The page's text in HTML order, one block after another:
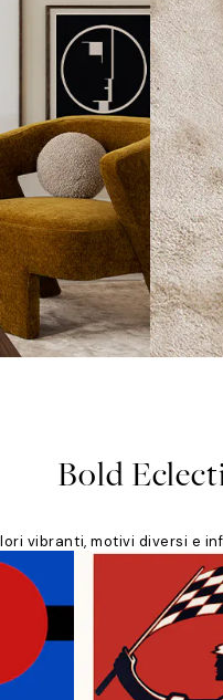
Bold
vibranti, motivi diversi e